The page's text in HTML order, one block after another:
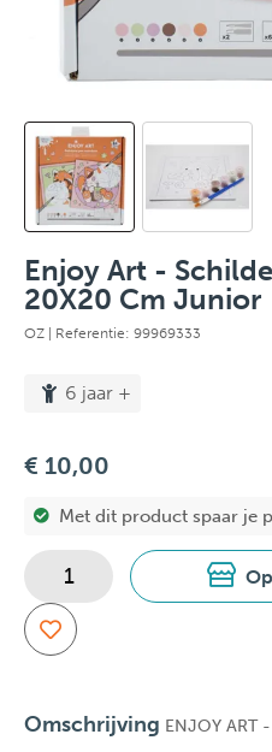
Enjoy Art -
20X20 Cm Junior
OZ | Referentie: 99969333
6 jaar +
€ 10,00
Met dit product spaar je
Omschrijving ENJOY ART